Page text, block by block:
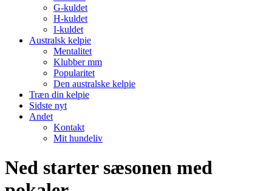
G-kuldet
H-kuldet
I-kuldet
Australsk kelpie
Mentalitet
Klubber mm
Popularitet
Den australske kelpie
Træn din kelpie
Sidste nyt
Andet
Kontakt
Mit hundeliv
Ned starter sæsonen med